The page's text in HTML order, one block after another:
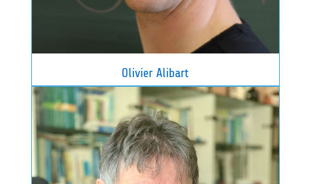
Olivier Alibart